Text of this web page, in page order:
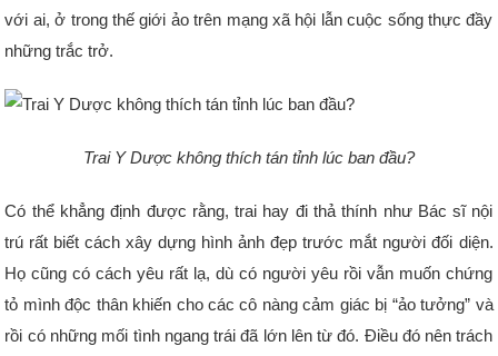
với ai, ở trong thế giới ảo trên mạng xã hội lẫn cuộc sống thực đầy
những trắc trở.
Trai Y Dược không thích tán tỉnh lúc ban đầu?
Có thể khẳng định được rằng, trai hay đi thả thính như Bác sĩ nội
trú rất biết cách xây dựng hình ảnh đẹp trước mắt người đối diện.
Họ cũng có cách yêu rất lạ, dù có người yêu rồi vẫn muốn chứng
tỏ mình độc thân khiến cho các cô nàng cảm giác bị “ảo tưởng” và
rồi có những mối tình ngang trái đã lớn lên từ đó. Điều đó nên trách